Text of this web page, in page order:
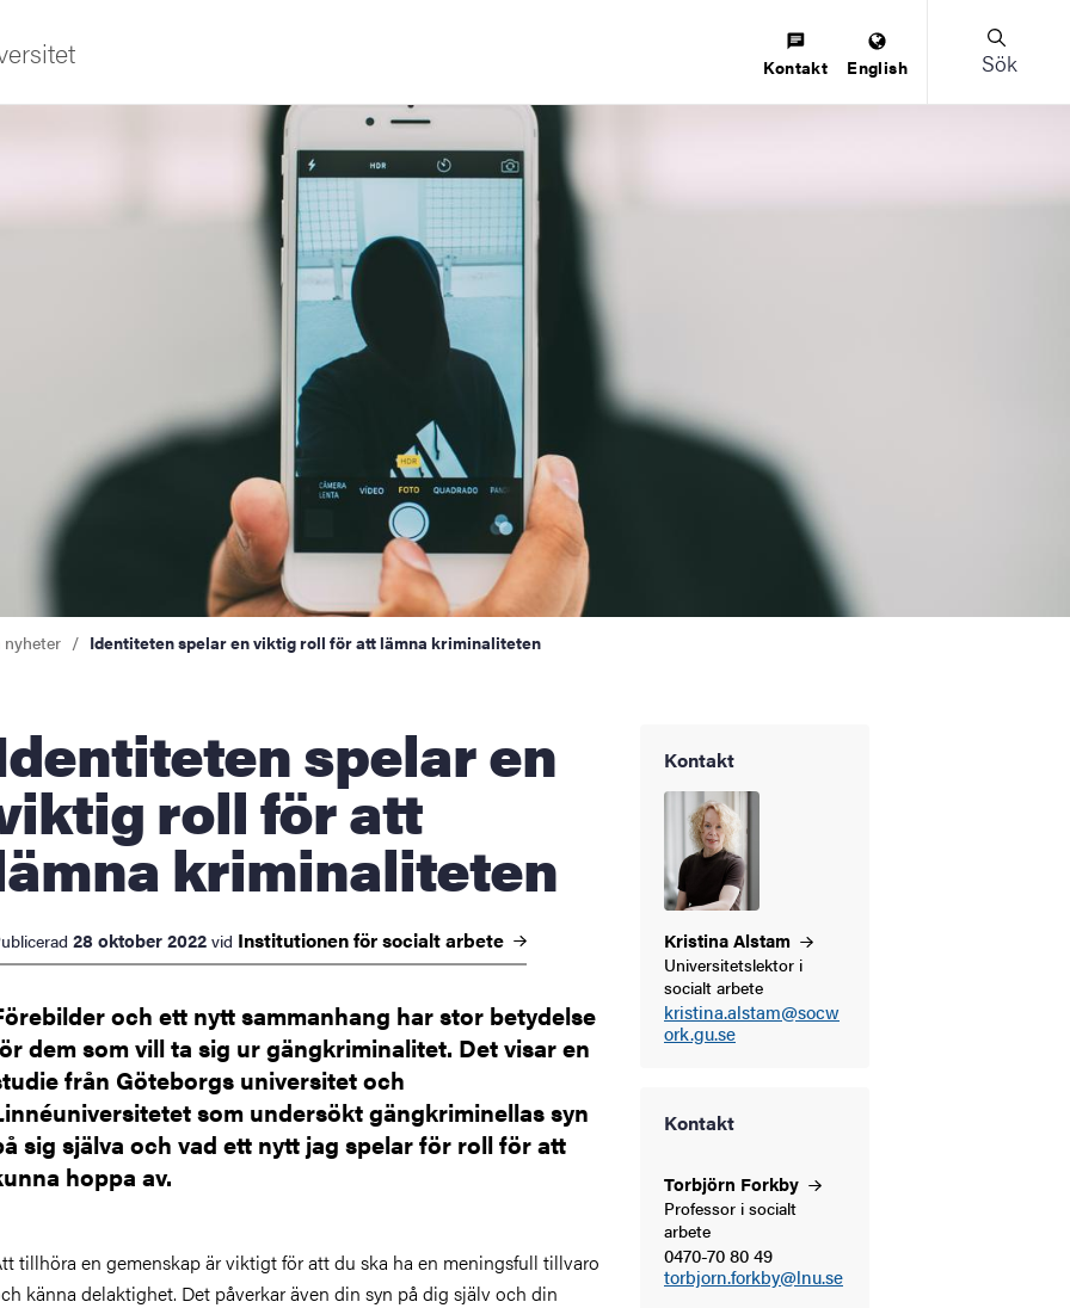
innovation
Kontakt English Sök
nyheter Identiteten spelar en viktig roll för att lämna kriminaliteten
en
roll för att
kriminaliteten
28 oktober 2022 vid Institutionen för socialtarbete
och ett nytt sammanhang har stor betydelse
dem som vill ta sig ur gängkriminalitet. Det visar en
från Göteborgs universitet och
som undersökt gängkriminellas syn
sig själva och vad ett nytt jag spelar för roll för att
hoppa av.
Kontakt
KristinaAlstam
Universitetslektor i
socialt arbete
kristina.alstam@socw
ork.gu.se
Kontakt
Torbjörn Forkby
Professor i socialt
arbete
0470-70 80 49
torbjorn.forkby@lnu.se
tillhöra en gemenskap är viktigt för att du ska ha en meningsfull tillvaro
känna delaktighet. Det påverkar även din syn på dig själv och din